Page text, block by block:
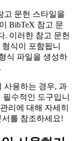
고 문헌 스타일을
BibTeX 참고 문
. 이러한 참고 문헌
식이 포함됩니
식 파일을 생성하
사용하는 경우, 과
수적인 도구입니
리에 대해 자세히
서를 참조하세요!